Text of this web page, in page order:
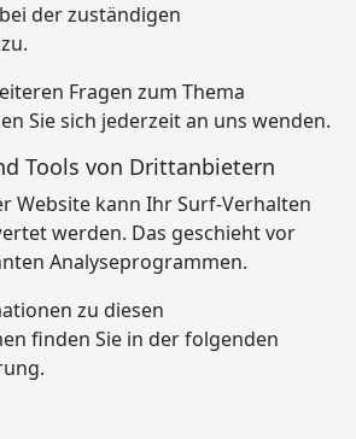
der zuständigen
Fragen zum Thema
Sie sich jederzeit an uns wenden.
Tools von Dritt­anbietern
Website kann Ihr Surf-Verhalten
werden. Das geschieht vor
Analyseprogrammen.
zu diesen
finden Sie in der folgenden